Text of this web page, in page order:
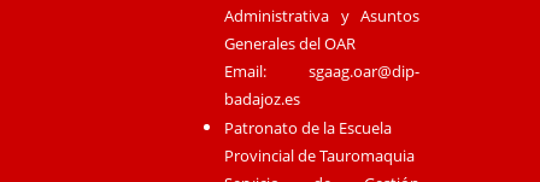
Administrativa y Asuntos
Generales del OAR
Email:sgaag.oar@dip-
badajoz.es
Patronato de la Escuela
Provincial de Tauromaquia